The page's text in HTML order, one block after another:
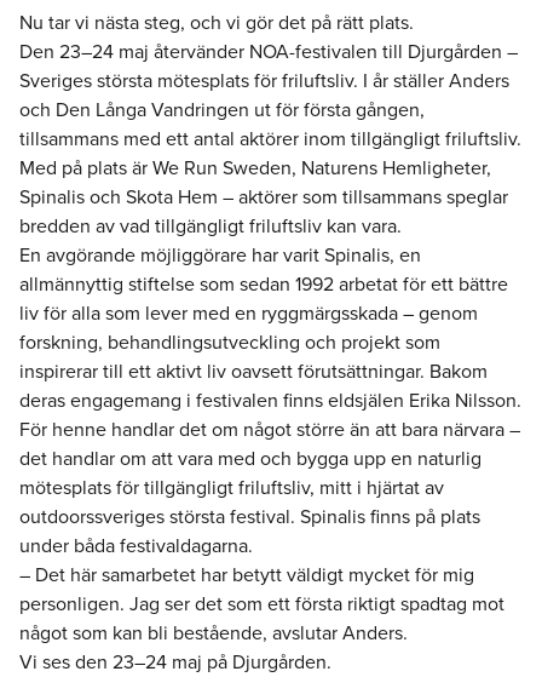
Nu tar vi nästa steg, och vi gör det på rätt plats.
Den 23–24 maj återvänder NOA-festivalen till Djurgården –
Sveriges största mötesplats för friluftsliv. I år ställer Anders
och Den Långa Vandringen ut för första gången,
tillsammans med ett antal aktörer inom tillgängligt friluftsliv.
Med på plats är We Run Sweden, Naturens Hemligheter,
Spinalis och Skota Hem – aktörer som tillsammans speglar
bredden av vad tillgängligt friluftsliv kan vara.
En avgörande möjliggörare har varit Spinalis, en
allmännyttig stiftelse som sedan 1992 arbetat för ett bättre
liv för alla som lever med en ryggmärgsskada – genom
forskning, behandlingsutveckling och projekt som
inspirerar till ett aktivt liv oavsett förutsättningar. Bakom
deras engagemang i festivalen finns eldsjälen Erika Nilsson.
För henne handlar det om något större än att bara närvara –
det handlar om att vara med och bygga upp en naturlig
mötesplats för tillgängligt friluftsliv, mitt i hjärtat av
outdoorssveriges största festival. Spinalis finns på plats
under båda festivaldagarna.
– Det här samarbetet har betytt väldigt mycket för mig
personligen. Jag ser det som ett första riktigt spadtag mot
något som kan bli bestående, avslutar Anders.
Vi ses den 23–24 maj på Djurgården.